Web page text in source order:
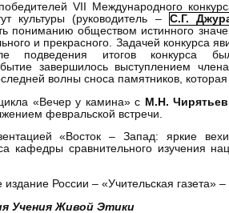
VII Международного
культуры (руководитель – С.Г.
пониманию обществом истинного
и прекрасного. Задачей конкурса
подведения итогов конкурса
завершилось выступлением
волны сноса памятников,
«Вечер у камина» с М.Н.
февральской встречи.
«Восток – Запад: яркие
кафедры сравнительного изучения
России – «Учительская газета» –
Учения Живой Этики